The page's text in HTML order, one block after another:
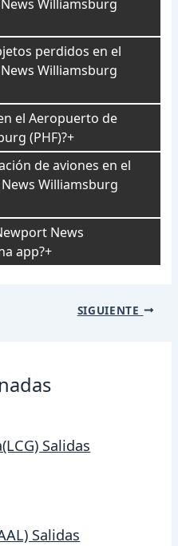
Williamsburg
perdidos en el
Williamsburg
el Aeropuerto de
(PHF)?
de aviones en el
Williamsburg
News
app?
SIGUIENTE
Salidas
Salidas